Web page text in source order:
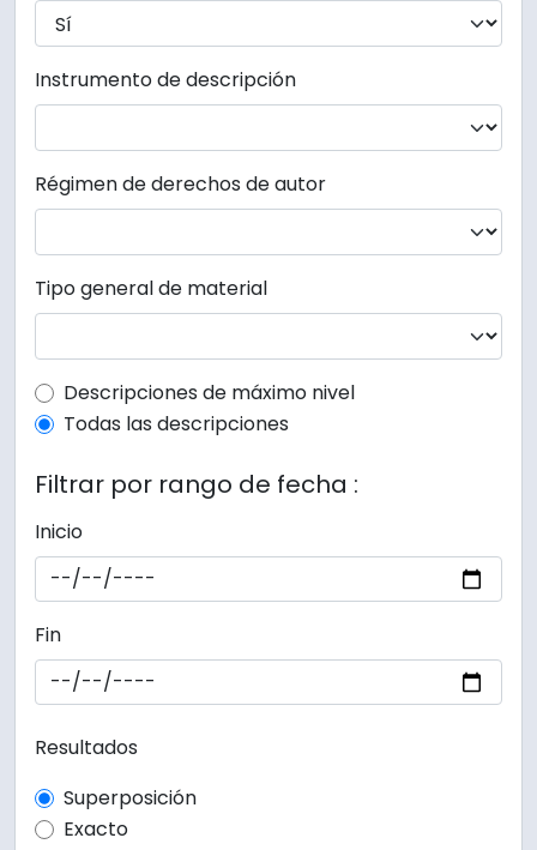
Instrumento de descripción
Régimen de derechos de autor
Tipo general de material
Top-level description filter
Descripciones de máximo nivel
Todas las descripciones
Filtrar por rango de fecha :
Inicio
Fin
Resultados
Superposición
Exacto